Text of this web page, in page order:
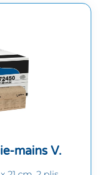
mains V.